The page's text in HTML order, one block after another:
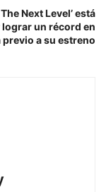
Next Level’ está
un récord en
a su estreno